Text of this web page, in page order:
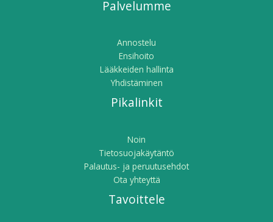
Palvelumme
Annostelu
Ensihoito
Lääkkeiden hallinta
Yhdistäminen
Pikalinkit
Noin
Tietosuojakäytäntö
Palautus- ja peruutusehdot
Ota yhteyttä
Tavoittele